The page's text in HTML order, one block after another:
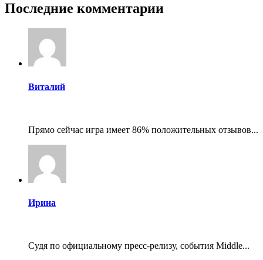
Последние комментарии
Виталий
Прямо сейчас игра имеет 86% положительных отзывов...
Ирина
Судя по официальному пресс-релизу, события Middle...